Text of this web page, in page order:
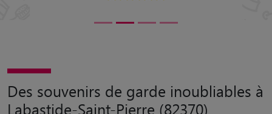
Des souvenirs de garde inoubliables à
Labastide-Saint-Pierre (82370)